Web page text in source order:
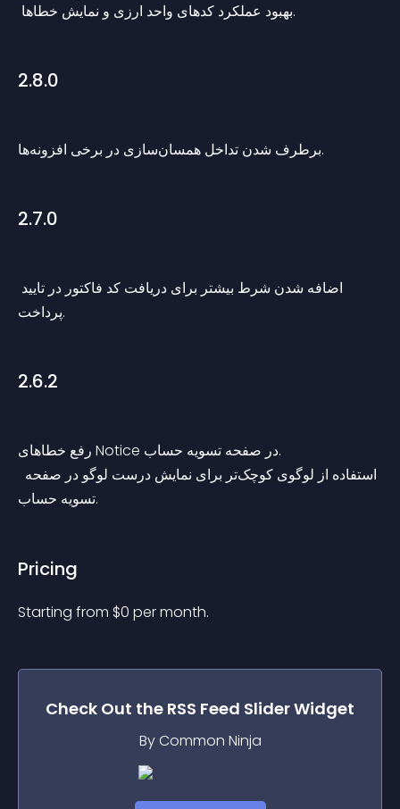
بهبود عملکرد کدهای واحد ارزی و نمایش خطاها.
2.8.0
برطرف شدن تداخل همسان‌سازی در برخی افزونه‌ها.
2.7.0
اضافه شدن شرط بیشتر‌ برای دریافت کد فاکتور در تایید
پرداخت.
2.6.2
رفع خطاهای Notice در صفحه تسویه حساب.
تسویه حساب.
Pricing
Starting from $0 per month.
Check Out the RSS Feed SliderWidget
By Common Ninja